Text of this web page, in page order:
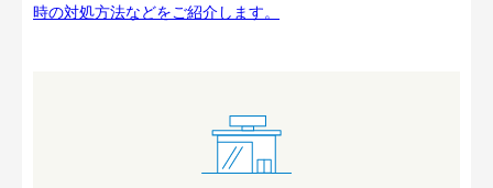
時の対処方法などをご紹介します。